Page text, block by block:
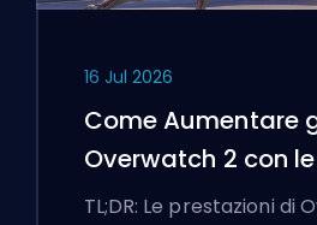
16 Jul 2026
Come Aumentare
Overwatch 2 con
Impostazioni
TL;DR: Le prestazioni di